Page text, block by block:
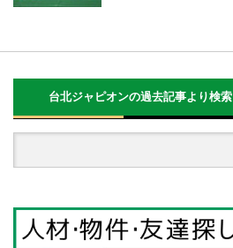
台北ジャピオンの過去記事より検索